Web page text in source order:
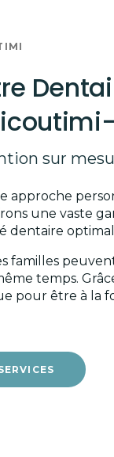
sur
approche
une vaste
dentaire
familles
temps.
pour être à la